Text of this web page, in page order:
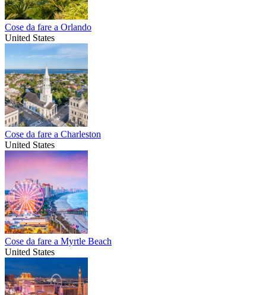
Cose da fare a Orlando
United States
Cose da fare a Charleston
United States
Cose da fare a Myrtle Beach
United States